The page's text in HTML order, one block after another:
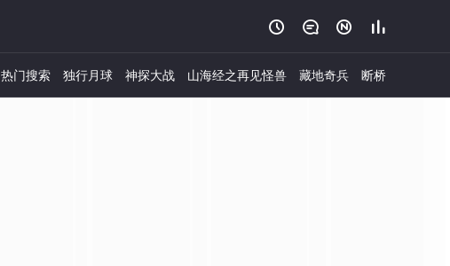
   
热门搜索 独行月球 神探大战 山海经之再见怪兽 藏地奇兵 断桥